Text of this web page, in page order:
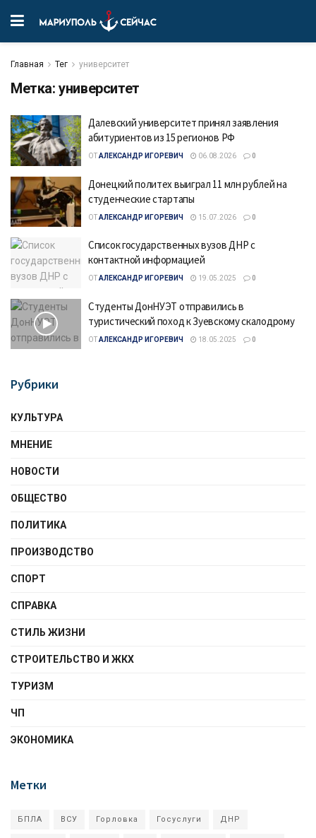
Главная Тег университет
Метка:университет
Далевский университет принял заявления
абитуриентов из 15 регионов РФ
ОТАЛЕКСАНДР ИГОРЕВИЧ 06.08.2026 0
Донецкий политех выиграл 11 млн рублей на
студенческие стартапы
ОТАЛЕКСАНДР ИГОРЕВИЧ 15.07.2026 0
Список государственных вузов ДНР с
контактной информацией
ОТАЛЕКСАНДР ИГОРЕВИЧ 19.05.2025 0
Студенты ДонНУЭТ отправились в
туристический поход к Зуевскому скалодрому
ОТАЛЕКСАНДР ИГОРЕВИЧ 18.05.2025 0
Рубрики
КУЛЬТУРА
МНЕНИЕ
НОВОСТИ
ОБЩЕСТВО
ПОЛИТИКА
ПРОИЗВОДСТВО
СПОРТ
СПРАВКА
СТИЛЬ ЖИЗНИ
СТРОИТЕЛЬСТВО И ЖКХ
ТУРИЗМ
ЧП
ЭКОНОМИКА
Метки
БПЛА ВСУ Горловка Госуслуги ДНР